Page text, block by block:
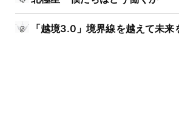
「越境3.0」境界線を越えて未来